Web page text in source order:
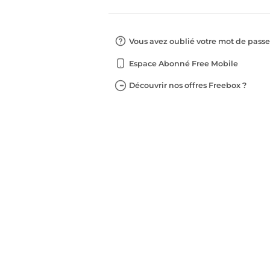
Vous avez oublié votre mot de
Espace Abonné Free Mobile
Découvrir nos offres Freebox ?